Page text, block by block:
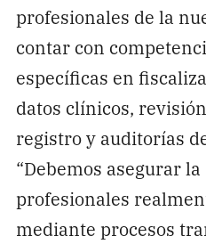
profesionales de la
contar con
específicas en
datos clínicos,
registro y auditorías
“Debemos asegurar
profesionales
mediante procesos